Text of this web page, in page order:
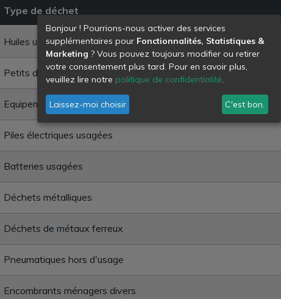
Type de déchet
Huiles usées
Petits déchets chimiques en mélange
Equipements électriques et électroniques hors d'usage
Piles électriques usagées
Batteries usagées
Déchets métalliques
Déchets de métaux ferreux
Pneumatiques hors d'usage
Encombrants ménagers divers
Bonjour ! Pourrions-nous activer des services
supplémentaires pour Fonctionnalités, Statistiques &
Marketing ? Vous pouvez toujours modifier ou retirer
votre consentement plus tard. Pour en savoir plus,
veuillez lire notre politique de confidentialité.
Laissez-moi choisir C'est bon.